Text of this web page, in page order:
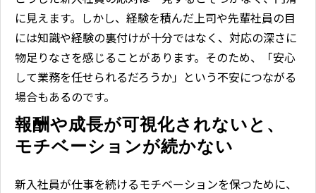
に見えます。しかし、経験を積んだ上司や先輩社員の目
には知識や経験の裏付けが十分ではなく、対応の深さに
物足りなさを感じることがあります。そのため、「安心
して業務を任せられるだろうか」という不安につながる
場合もあるのです。
報酬や成長が可視化されないと、
モチベーションが続かない
新入社員が仕事を続けるモチベーションを保つために、